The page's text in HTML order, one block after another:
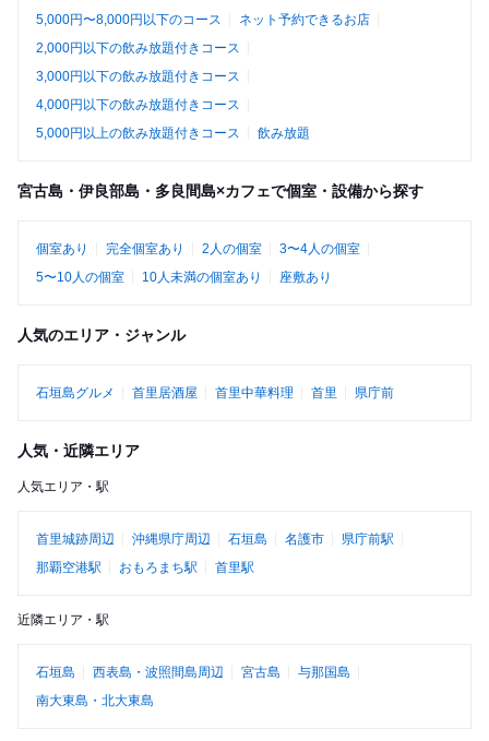
5,000円〜8,000円以下のコース
ネット予約できるお店
2,000円以下の飲み放題付きコース
3,000円以下の飲み放題付きコース
4,000円以下の飲み放題付きコース
5,000円以上の飲み放題付きコース
飲み放題
宮古島・伊良部島・多良間島×カフェで個室・設備から探す
個室あり 完全個室あり 2人の個室
3〜4人の個室
5〜10人の個室
10人未満の個室あり 座敷あり
人気のエリア・ジャンル
石垣島グルメ 首里居酒屋 首里中華料理 首里 県庁前
人気・近隣エリア
人気エリア・駅
首里城跡周辺 沖縄県庁周辺 石垣島 名護市
県庁前駅
那覇空港駅
おもろまち駅 首里駅
近隣エリア・駅
石垣島 西表島・波照間島周辺 宮古島
与那国島
南大東島・北大東島